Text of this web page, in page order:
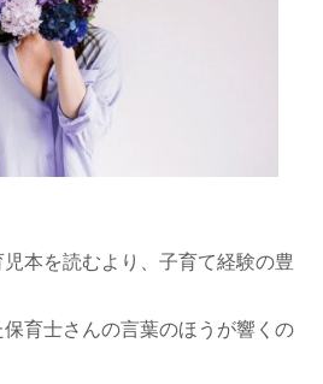
本を読むより、子育て経験の豊
育士さんの言葉のほうが響くの